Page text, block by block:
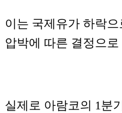
이는 국제유가 하락
압박에 따른 결정으로
실제로 아람코의 1분